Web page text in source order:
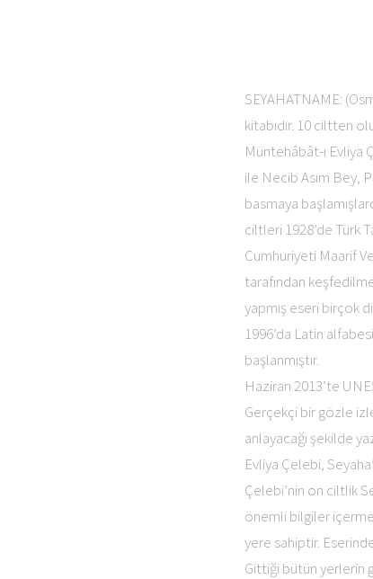
kitabıdır. 10 ciltten
Müntehâbât-ı Evliya
ile Necib Asım Bey,
basmaya
ciltleri 1928’de Türk
Cumhuriyeti Maarif
tarafından
yapmış eseri birçok
1996’da Latin
başlanmıştır.
Haziran 2013’te
Gerçekçi bir gözle
anlayacağı şekilde
Evliya Çelebi,
Çelebi’nin on ciltlik
önemli bilgiler
yere sahiptir.
Gittiği bütün yerlerin